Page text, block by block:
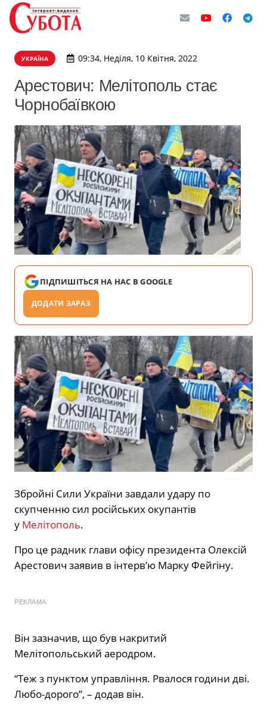
УКРАЇНА 09:34, Неділя, 10 Квітня, 2022
Арестович: Мелітополь стає
Чорнобаївкою
ПІДПИШІТЬСЯ НА НАС В GOOGLE
ДОДАТИ ЗАРАЗ
Збройні Сили України завдали удару по
скупченню сил російських окупантів
у Мелітополь.
Про це радник глави офісу президента Олексій
Арестович заявив в інтерв’ю Марку Фейгіну.
РЕКЛАМА
Він зазначив, що був накритий
Мелітопольський аеродром.
“Теж з пунктом управління. Рвалося години дві.
Любо-дорого”, – додав він.